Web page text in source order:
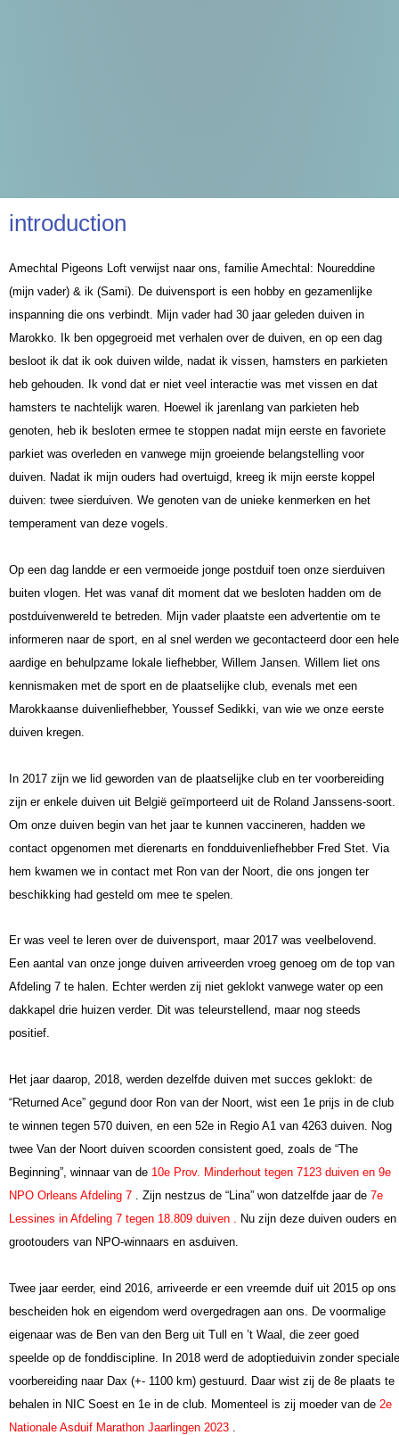
introduction
Amechtal Pigeons Loft verwijst naar ons, familie Amechtal: Noureddine
(mijn vader) & ik (Sami). De duivensport is een hobby en gezamenlijke
inspanning die ons verbindt. Mijn vader had 30 jaar geleden duiven in
Marokko.
Ik ben opgegroeid met verhalen over de duiven, en op een dag
besloot ik dat ik ook duiven wilde, nadat ik vissen, hamsters en parkieten
heb gehouden.
Ik vond dat er niet veel interactie was met vissen en dat
hamsters te nachtelijk waren. Hoewel ik jarenlang van parkieten heb
genoten, heb ik besloten ermee te stoppen nadat mijn eerste en favoriete
parkiet was overleden en vanwege mijn groeiende belangstelling voor
duiven. Nadat ik mijn ouders had overtuigd, kreeg ik mijn eerste koppel
duiven: twee sierduiven. We genoten van de unieke kenmerken en het
temperament van deze vogels.
Op een dag landde er een vermoeide jonge postduif toen onze sierduiven
buiten vlogen.
Het was vanaf dit moment dat we besloten hadden om de
postduivenwereld te betreden.
Mijn vader plaatste een advertentie om te
informeren naar de sport, en al snel werden we gecontacteerd door een hele
aardige en behulpzame lokale liefhebber, Willem Jansen. Willem liet ons
kennismaken met de sport en de plaatselijke club, evenals met een
Marokkaanse duivenliefhebber, Youssef Sedikki, van wie we onze eerste
duiven kregen.
In 2017 zijn we lid geworden van de plaatselijke club en ter voorbereiding
zijn er enkele duiven uit België geïmporteerd uit de Roland Janssens-soort.
Om onze duiven begin van het jaar te kunnen vaccineren, hadden we
contact opgenomen met dierenarts en fondduivenliefhebber Fred Stet. Via
hem kwamen we in contact met Ron van der Noort, die ons jongen ter
beschikking had gesteld om mee te spelen.
Er was veel te leren over de duivensport, maar 2017 was veelbelovend.
Een aantal van onze jonge duiven arriveerden vroeg genoeg om de top van
Afdeling 7 te halen. Echter werden zij niet geklokt vanwege water op een
dakkapel drie huizen verder. Dit was teleurstellend, maar nog steeds
positief.
Het jaar daarop, 2018, werden dezelfde duiven met succes geklokt: de
“Returned Ace” gegund door Ron van der Noort, wist een 1e prijs in de club
te winnen tegen 570 duiven, en een 52e in Regio A1 van 4263 duiven.
Nog
twee Van der Noort duiven scoorden consistent goed, zoals de “The
Beginning”, winnaar van de 10e Prov. Minderhout tegen 7123 duiven en 9e
NPO Orleans Afdeling 7
Zijn nestzus de “Lina” won datzelfde jaar de 7e
Lessines in Afdeling 7 tegen 18.809 duiven .
Nu zijn deze duiven ouders en
grootouders van NPO-winnaars en asduiven.
Twee jaar eerder, eind 2016, arriveerde er een vreemde duif uit 2015 op ons
bescheiden hok en eigendom werd overgedragen aan ons.
De voormalige
eigenaar was de Ben van den Berg uit Tull en ’t Waal, die zeer goed
speelde op de fonddiscipline.
In 2018 werd de adoptieduivin zonder speciale
voorbereiding naar Dax (+- 1100 km) gestuurd. Daar wist zij de 8e plaats te
behalen in NIC Soest en 1e in de club.
Momenteel is zij moeder van de 2e
Nationale Asduif Marathon Jaarlingen 2023